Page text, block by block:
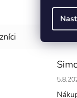
5 hvězdiček.